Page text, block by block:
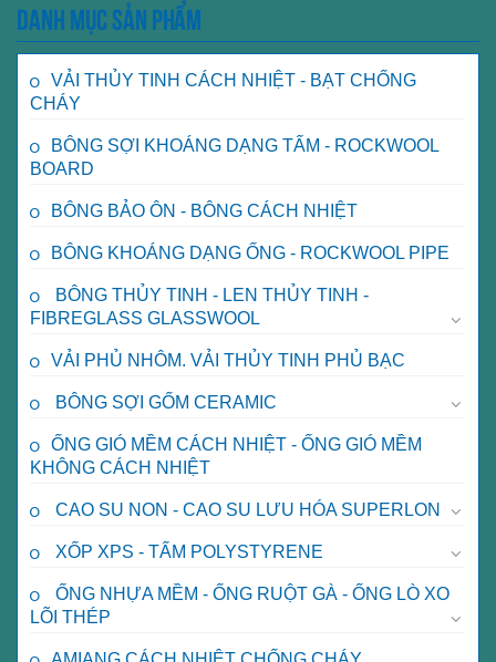
Danh mục sản phẩm
VẢI THỦY TINH CÁCH NHIỆT - BẠT CHỐNG
CHÁY
BÔNG SỢI KHOÁNG DẠNG TẤM - ROCKWOOL
BOARD
BÔNG BẢO ÔN - BÔNG CÁCH NHIỆT
BÔNG KHOÁNG DẠNG ỐNG - ROCKWOOL PIPE
BÔNG THỦY TINH - LEN THỦY TINH -
FIBREGLASS GLASSWOOL
VẢI PHỦ NHÔM. VẢI THỦY TINH PHỦ BẠC
BÔNG SỢI GỐM CERAMIC
ỐNG GIÓ MỀM CÁCH NHIỆT - ỐNG GIÓ MỀM
KHÔNG CÁCH NHIỆT
CAO SU NON - CAO SU LƯU HÓA SUPERLON
XỐP XPS - TẤM POLYSTYRENE
ỐNG NHỰA MỀM - ỐNG RUỘT GÀ - ỐNG LÒ XO
LÕI THÉP